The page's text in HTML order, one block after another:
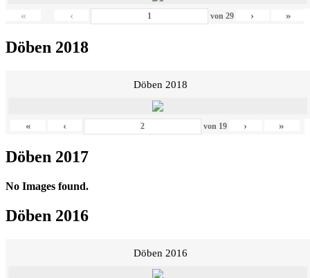
« ‹ von 29 › »
Döben 2018
Döben 2018
« ‹ von 19 › »
Döben 2017
No Images found.
Döben 2016
Döben 2016